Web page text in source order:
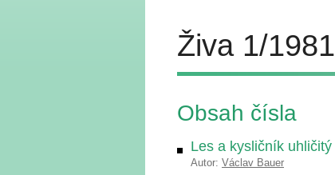
Živa 1/1981
Obsah čísla
Les a kysličník uhličitý
Autor: Václav Bauer